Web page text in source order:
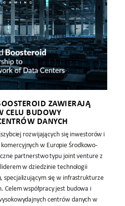
ZAWIERAJĄ
CELU BUDOWY
DANYCH
rozwijających się inwestorów i
w Europie Środkowo-
partnerstwo typu joint venture z
w dziedzinie technologii
specjalizującym się w infrastrukturze
współpracy jest budowa i
centrów danych w